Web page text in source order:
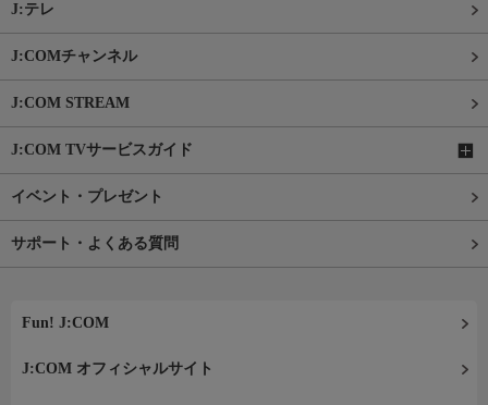
J:テレ
J:COMチャンネル
J:COM STREAM
J:COM TVサービスガイド
イベント・プレゼント
サポート・よくある質問
Fun! J:COM
J:COM オフィシャルサイト